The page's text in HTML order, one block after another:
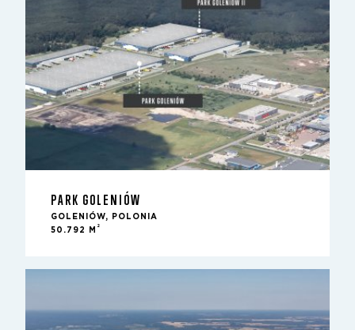
PARK GOLENIÓW
GOLENIÓW, POLONIA
50.792 M
2